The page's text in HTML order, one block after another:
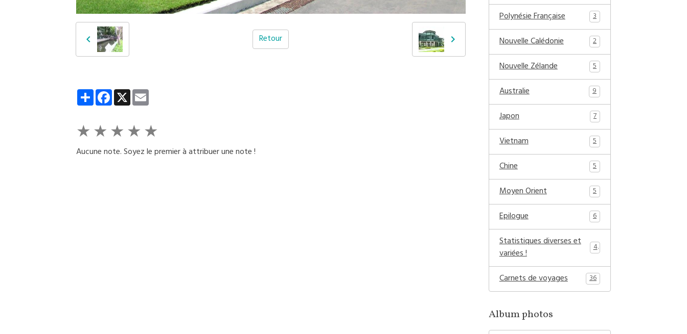
Retour
PartagerFacebook
X
★★★★★
Aucune note. Soyez le premier à attribuer une note !
Polynésie Française 3
Nouvelle Calédonie 2
Nouvelle Zélande 5
Australie 9
Japon 7
Vietnam 5
Chine 5
Moyen Orient 5
Epilogue 6
Statistiques diverses et
variées !
4
Carnets de voyages 36
Album photos